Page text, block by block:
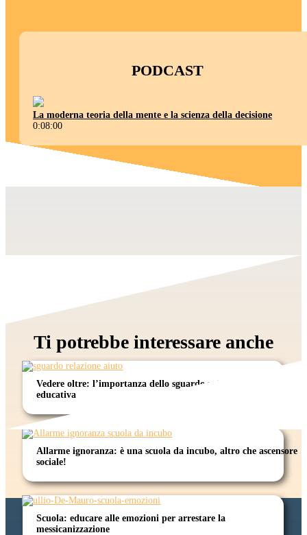
PODCAST
La moderna teoria della mente e la scienza della decisione
0:08:00
Ti potrebbe interessare anche
Vedere oltre: l’importanza dello sguardo nella relazione
educativa
Allarme ignoranza: è una scuola da incubo, altro che ascensore
sociale!
Scuola: educare alle emozioni per arrestare la
messicanizzazione